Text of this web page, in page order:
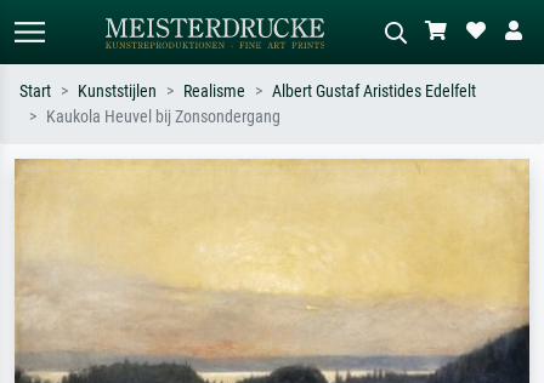
Start Kunststijlen Realisme
Albert Gustaf Aristides Edelfelt
Kaukola Heuvel bij Zonsondergang